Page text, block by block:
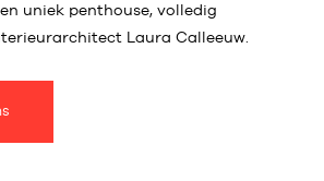
uniek penthouse, volledig
Laura Calleeuw.